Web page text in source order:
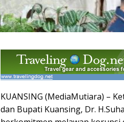
KUANSING (MediaMutiara) –
dan Bupati Kuansing, Dr.